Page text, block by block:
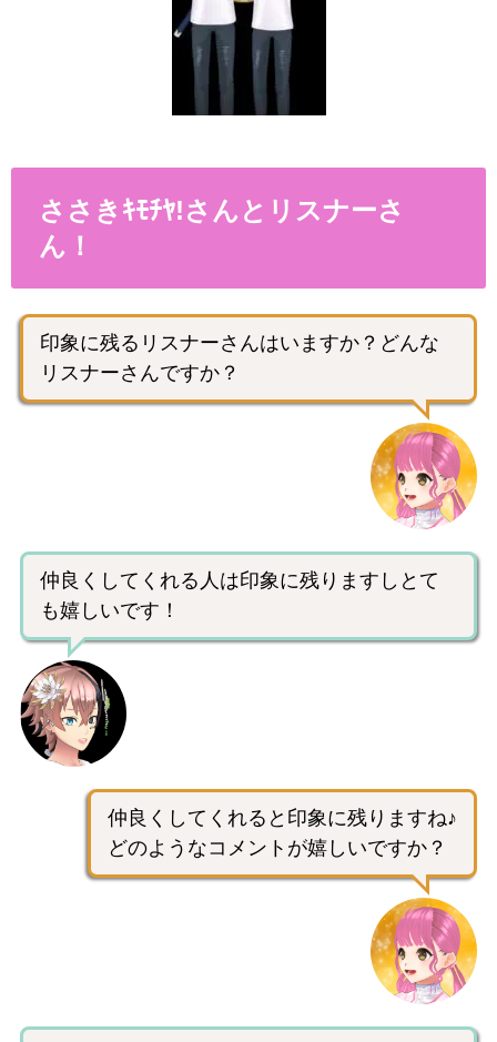
ささきｷﾓﾁﾔ!さんとリスナーさ
ん！
印象に残るリスナーさんはいますか？どんな
リスナーさんですか？
仲良くしてくれる人は印象に残りますしとて
も嬉しいです！
仲良くしてくれると印象に残りますね♪
どのようなコメントが嬉しいですか？